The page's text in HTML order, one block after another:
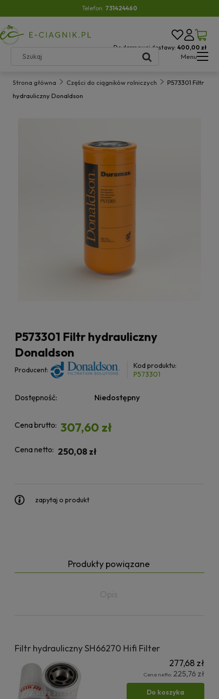
Telefon: 731424460
Do darmowej dostawy: 400,00 zł
Menu
Strona główna Części do ciągników rolniczych
P573301 Filtr
hydrauliczny Donaldson
P573301 Filtr hydrauliczny
Donaldson
Producent:
Kod produktu:
P573301
Dostępność: Niedostępny
Cena brutto: 307,60 zł
Cena netto: 250,08 zł
zapytaj o produkt
Produkty powiązane
Filtr hydrauliczny SH66270 Hifi Filter
277,68 zł
Cena netto: 225,76 zł
Do koszyka